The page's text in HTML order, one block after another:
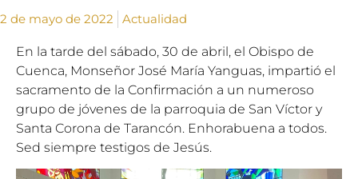
2 de mayo de 2022 Actualidad
En la tarde del sábado, 30 de abril, el Obispo de
Cuenca, Monseñor José María Yanguas, impartió el
sacramento de la Confirmación a un numeroso
grupo de jóvenes de la parroquia de San Víctor y
Santa Corona de Tarancón. Enhorabuena a todos.
Sed siempre testigos de Jesús.